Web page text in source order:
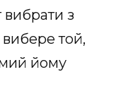
вибрати з
вибере той,
йому